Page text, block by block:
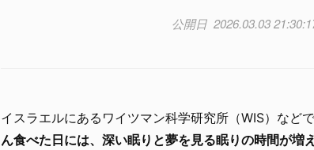
2026.03.03
イスラエルにあるワイツマン科学研究所（WIS）など
ん食べた日には、深い眠りと夢を見る眠りの時間が増